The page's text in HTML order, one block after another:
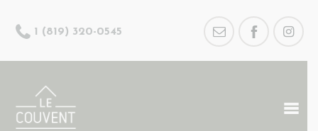
1 (819) 320-0545